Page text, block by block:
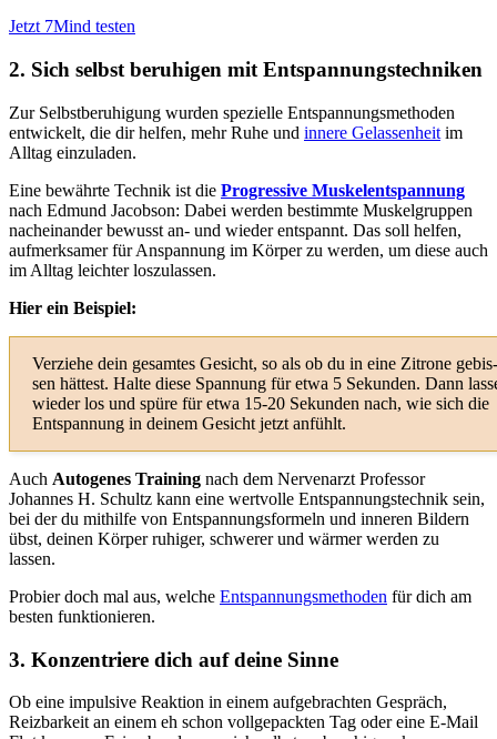
Jetzt 7Mind testen
2. Sich selbst beruhigen mit Entspannungstechniken
Zur Selbstberuhigung wurden spezielle Entspannungsmethoden
entwickelt, die dir helfen, mehr Ruhe und innere Gelassenheit im
Alltag einzuladen.
Eine bewährte Technik ist die Progressive Muskelentspannung
nach Edmund Jacobson: Dabei werden bestimmte Muskelgruppen
nacheinander bewusst an- und wieder entspannt. Das soll helfen,
aufmerksamer für Anspannung im Körper zu werden, um diese auch
im Alltag leichter loszulassen.
Hier ein Beispiel:
Verziehe dein gesamtes Gesicht, so als ob du in eine Zitrone gebis­
sen hät­test. Halte diese Spannung für etwa 5 Sekunden. Dann
wieder los und spüre für etwa 15-20 Sekunden nach, wie sich die
Entspannung in deinem Gesicht jetzt anfühlt.
Auch Autogenes Training nach dem Nervenarzt Professor
Johannes H. Schultz kann eine wertvolle Entspannungstechnik sein,
bei der du mithilfe von Entspannungsformeln und inneren Bildern
übst, deinen Körper ruhiger, schwerer und wärmer werden zu
lassen.
Probier doch mal aus, welche Entspannungsmethoden für dich am
besten funktionieren.
3. Konzentriere dich auf deine Sinne
Ob eine impulsive Reaktion in einem aufgebrachten Gespräch,
Reizbarkeit an einem eh schon vollgepackten Tag oder eine E-Mail